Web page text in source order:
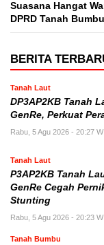
Suasana Hangat
DPRD Tanah
BERITA
Tanah Laut
DP3AP2KB Tanah
GenRe, Perkuat
Rabu, 5 Agu 2026 - 20:27
Tanah Laut
P3AP2KB Tanah
GenRe Cegah
Stunting
Rabu, 5 Agu 2026 - 20:23
Tanah Bumbu